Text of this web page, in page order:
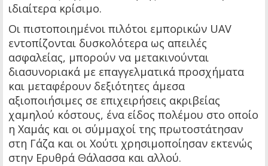
ιδιαίτερα κρίσιμο.
Οι πιστοποιημένοι πιλότοι εμπορικών UAV
εντοπίζονται δυσκολότερα ως απειλές
ασφαλείας, μπορούν να μετακινούνται
διασυνοριακά με επαγγελματικά προσχήματα
και μεταφέρουν δεξιότητες άμεσα
αξιοποιήσιμες σε επιχειρήσεις ακριβείας
χαμηλού κόστους, ένα είδος πολέμου στο οποίο
η Χαμάς και οι σύμμαχοί της πρωτοστάτησαν
στη Γάζα και οι Χούτι χρησιμοποίησαν εκτενώς
στην Ερυθρά Θάλασσα και αλλού.